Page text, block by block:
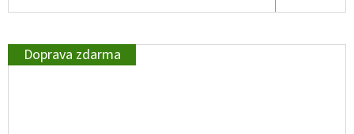
Doprava zdarma